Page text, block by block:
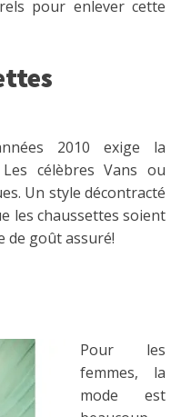
pour enlever cette
2010 exige la
célèbres Vans ou
Un style décontracté
les chaussettes soient
de goût assuré!
Pour les
femmes, la
mode est